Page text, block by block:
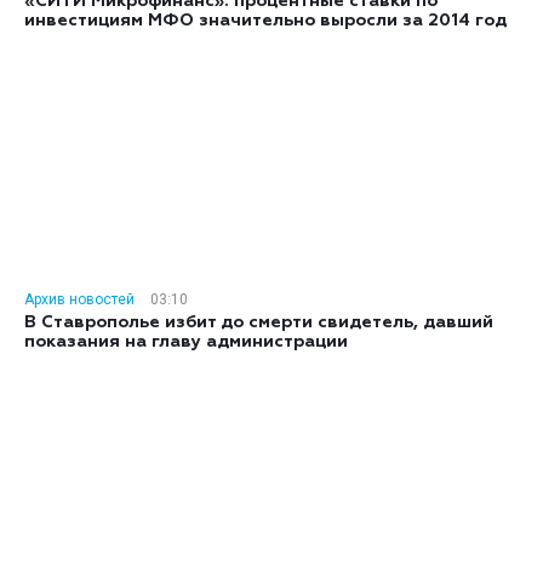
инвестициям МФО значительно выросли за 2014 год
Архив новостей
03:10
В Ставрополье избит до смерти свидетель, давший
показания на главу администрации